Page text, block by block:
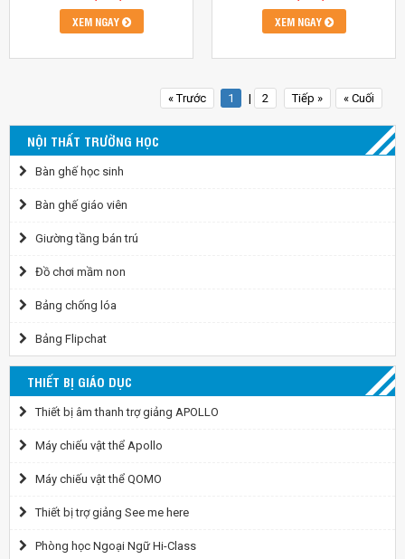
XEM NGAY XEM NGAY
« Trước 1 | 2 Tiếp » « Cuối
NỘI THẤT TRƯỜNG HỌC
Bàn ghế học sinh
Bàn ghế giáo viên
Giường tầng bán trú
Đồ chơi mầm non
Bảng chống lóa
Bảng Flipchat
THIẾT BỊ GIÁO DỤC
Thiết bị âm thanh trợ giảng APOLLO
Máy chiếu vật thể Apollo
Máy chiếu vật thể QOMO
Thiết bị trợ giảng See me here
Phòng học Ngoại Ngữ Hi-Class